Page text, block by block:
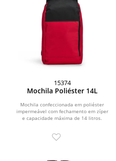
15374
Mochila Poliéster 14L
Mochila confeccionada em poliéster
impermeável com fechamento em zíper
e capacidade máxima de 14 litros.